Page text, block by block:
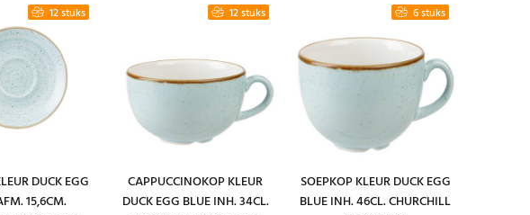
12 stuks
DUCK EGG
15,6CM.
12 stuks
CAPPUCCINOKOP KLEUR
DUCK EGG BLUE INH. 34CL.
6 stuks
SOEPKOP KLEUR DUCK EGG
BLUE INH. 46CL. CHURCHILL